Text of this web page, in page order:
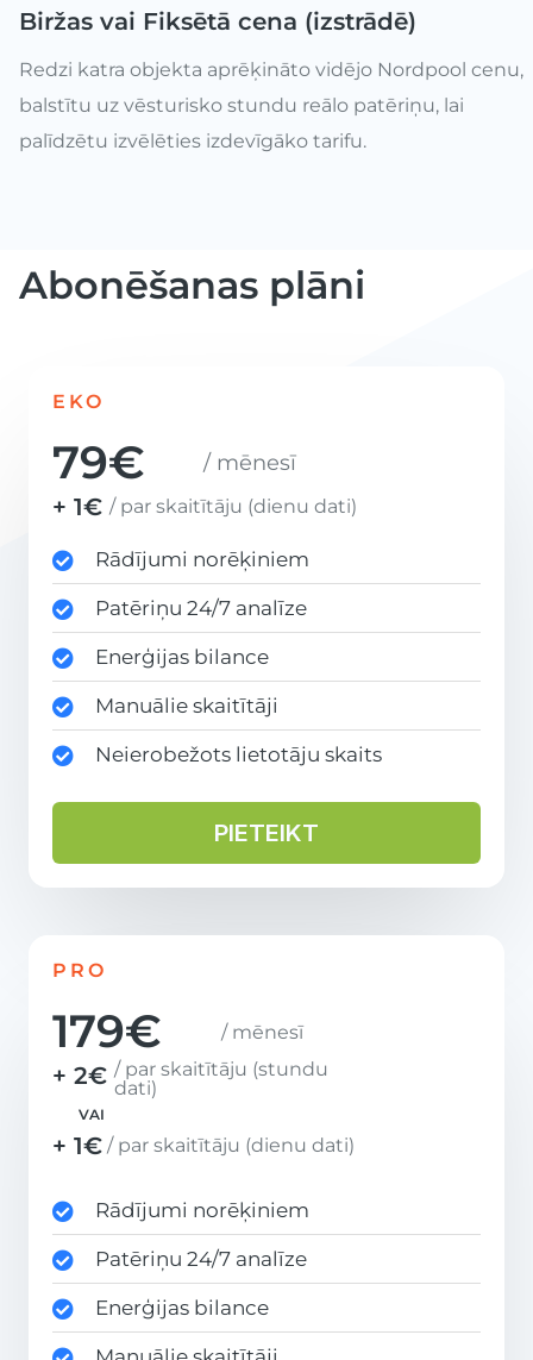
Biržas vai Fiksētā cena (izstrādē)
Redzi katra objekta aprēķināto vidējo Nordpool cenu,
balstītu uz vēsturisko stundu reālo patēriņu, lai
palīdzētu izvēlēties izdevīgāko tarifu.
Abonēšanas plāni
EKO
79€ / mēnesī
+ 1€ / par skaitītāju (dienu dati)
Rādījumi norēķiniem
Patēriņu 24/7 analīze
Enerģijas bilance
Manuālie skaitītāji
Neierobežots lietotāju skaits
PIETEIKT
PRO
179€ / mēnesī
+ 2€ / par skaitītāju (stundu
dati)
VAI
+ 1€ / par skaitītāju (dienu dati)
Rādījumi norēķiniem
Patēriņu 24/7 analīze
Enerģijas bilance